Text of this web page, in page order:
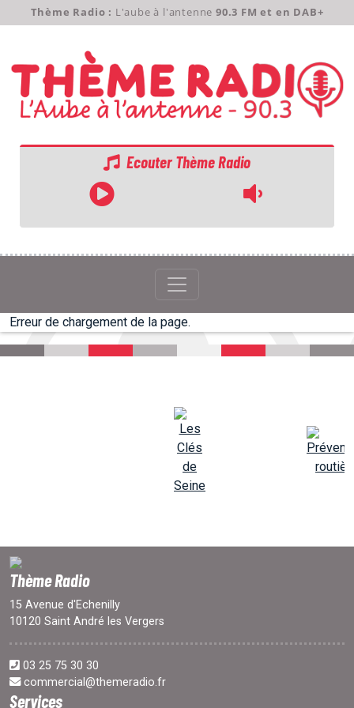
Thème Radio : L'aube à l'antenne 90.3 FM et en DAB+
Ecouter Thème Radio
PROJETS
LOCATION STUDIO
CONTACT
Erreur de chargement de la page.
Thème Radio
15 Avenue d'Echenilly
10120 Saint André les Vergers
03 25 75 30 30
commercial@themeradio.fr
Services